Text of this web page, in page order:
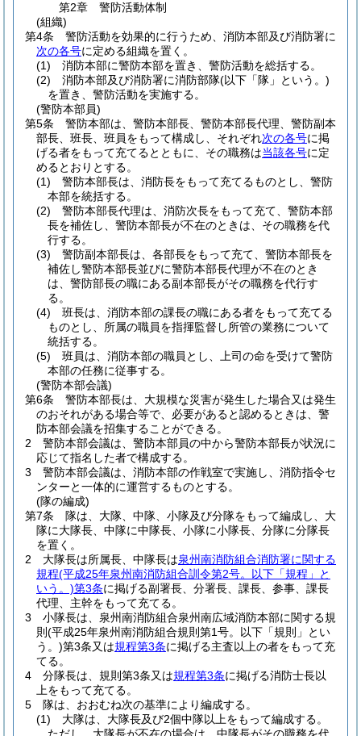
第2章
警防活動体制
(組織)
第4条
警防活動を効果的に行うため、消防本部及び消防署に
次の各号に定める組織を置く。
(1)
消防本部に警防本部を置き、警防活動を総括する。
(2)
消防本部及び消防署に消防部隊(以下「隊」という。)
を置き、警防活動を実施する。
(警防本部員)
第5条
警防本部は、警防本部長、警防本部長代理、警防副本
部長、班長、班員をもって構成し、それぞれ次の各号に掲
げる者をもって充てるとともに、その職務は当該各号に定
めるとおりとする。
(1)
警防本部長は、消防長をもって充てるものとし、警防
本部を統括する。
(2)
警防本部長代理は、消防次長をもって充て、警防本部
長を補佐し、警防本部長が不在のときは、その職務を代
行する。
(3)
警防副本部長は、各部長をもって充て、警防本部長を
補佐し警防本部長並びに警防本部長代理が不在のとき
は、警防部長の職にある副本部長がその職務を代行す
る。
(4)
班長は、消防本部の課長の職にある者をもって充てる
ものとし、所属の職員を指揮監督し所管の業務について
統括する。
(5)
班員は、消防本部の職員とし、上司の命を受けて警防
本部の任務に従事する。
(警防本部会議)
第6条
警防本部長は、大規模な災害が発生した場合又は発生
のおそれがある場合等で、必要があると認めるときは、警
防本部会議を招集することができる。
2
警防本部会議は、警防本部員の中から警防本部長が状況に
応じて指名した者で構成する。
3
警防本部会議は、消防本部の作戦室で実施し、消防指令セ
ンターと一体的に運営するものとする。
(隊の編成)
第7条
隊は、大隊、中隊、小隊及び分隊をもって編成し、大
隊に大隊長、中隊に中隊長、小隊に小隊長、分隊に分隊長
を置く。
2
大隊長は所属長、中隊長は泉州南消防組合消防署に関する
規程(平成25年泉州南消防組合訓令第2号。以下「規程」と
いう。)第3条に掲げる副署長、分署長、課長、参事、課長
代理、主幹をもって充てる。
3
小隊長は、泉州南消防組合泉州南広域消防本部に関する規
則 (平成25年泉州南消防組合規則第1号。以下「規則」とい
う。)第3条又は規程第3条に掲げる主査以上の者をもって充
てる。
4
分隊長は、規則第3条又は規程第3条に掲げる消防士長以
上をもって充てる。
5
隊は、おおむね次の基準により編成する。
(1)
大隊は、大隊長及び2個中隊以上をもって編成する。